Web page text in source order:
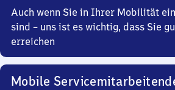
Auch wenn Sie in Ihrer Mobilität
sind – uns ist es wichtig, dass Sie
erreichen
Mobile